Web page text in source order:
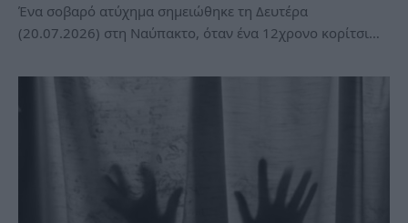
Ένα σοβαρό ατύχημα σημειώθηκε τη Δευτέρα
(20.07.2026) στη Ναύπακτο, όταν ένα 12χρονο κορίτσι…